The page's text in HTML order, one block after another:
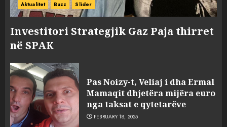
Aktualitet Buzz Slider
Investitori Strategjik Gaz Paja thirret
në SPAK
Pas Noizy-t, Veliaj i dha Ermal
Mamaqit dhjetëra mijëra euro
nga taksat e qytetarëve
FEBRUARY 18, 2025